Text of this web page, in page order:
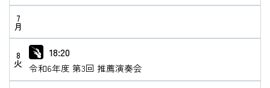
7
月
8
火
18:20
令和6年度 第3回 推薦演奏会